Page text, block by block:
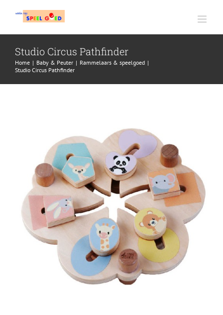
inhoud
Studio Circus Pathfinder
Home | Baby & Peuter | Rammelaars & speelgoed |
Studio Circus Pathfinder